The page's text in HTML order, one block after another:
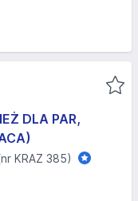
DLA PAR,
KRAZ 385)